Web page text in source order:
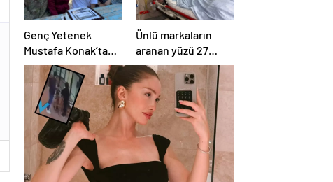
Genç Yetenek
Mustafa Konak’tan
20. Proje Müjdesi
Ünlü markaların
aranan yüzü 27
yaşında hayatını
kaybetti